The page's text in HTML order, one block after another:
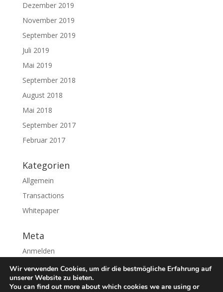
Dezember 2019
November 2019
September 2019
Juli 2019
Mai 2019
September 2018
August 2018
Mai 2018
September 2017
Februar 2017
Kategorien
Allgemein
Transactions
Whitepaper
Meta
Anmelden
Eintrags-Feed
Kommentar-Feed
Wir verwenden Cookies, um dir die bestmögliche Erfahrung auf
unserer Website zu bieten.
You can find out more about which cookies we are using or